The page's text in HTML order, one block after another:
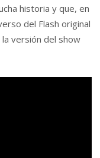
historia y que, en
del Flash original
la versión del show